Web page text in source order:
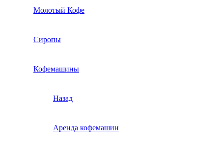
Молотый Кофе
Сиропы
Кофемашины
Назад
Аренда кофемашин